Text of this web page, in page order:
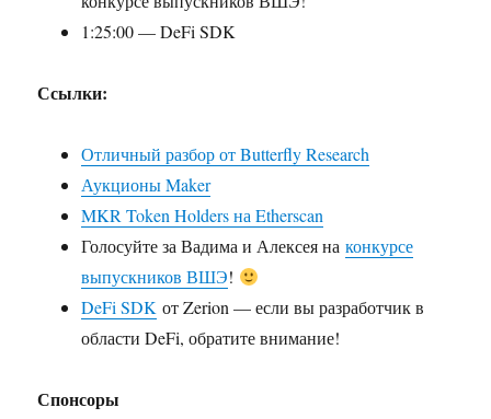
1:25:00 — DeFi SDK
Ссылки:
Отличный разбор от Butterfly Research
Аукционы Maker
MKR Token Holders на Etherscan
Голосуйте за Вадима и Алексея наконкурсе
выпускников ВШЭ!
DeFi SDK от Zerion — если вы разработчик в
области DeFi, обратите внимание!
Спонсоры